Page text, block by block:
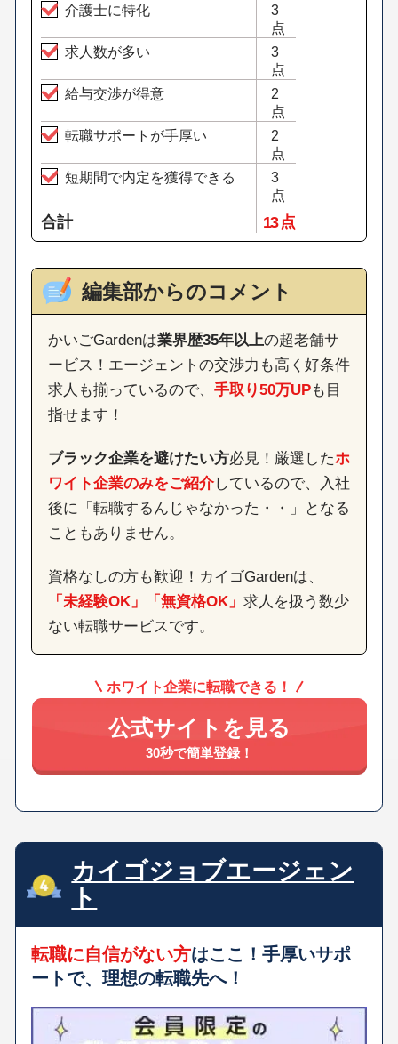
介護士に特化
3
点
求人数が多い
3
点
給与交渉が得意
2
点
転職サポートが手厚い
2
点
短期間で内定を獲得できる
3
点
合計 13 点
編集部からのコメント
かいごGardenは業界歴35年以上の超老舗サ
ービス！エージェントの交渉力も高く好条件
求人も揃っているので、 手取り50万UPも目
指せます！
ブラック企業を避けたい方必見！厳選したホ
ワイト企業のみをご紹介しているので、入社
後に「転職するんじゃなかった・・」となる
こともありません。
資格なしの方も歓迎！カイゴGardenは、
「未経験OK」「無資格OK」 求人を扱う数少
ない転職サービスです。
ホワイト企業に転職できる！
公式サイトを見る
30秒で簡単登録！
カイゴジョブエージェン
ト
転職に自信がない方はここ！手厚いサポ
ートで、理想の転職先へ！